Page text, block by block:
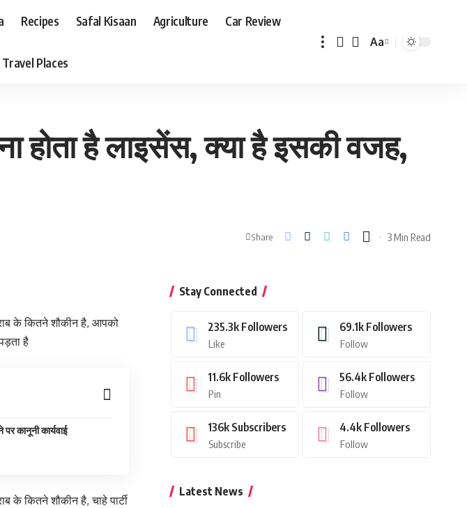
Recipes Safal Kisaan Agriculture Car Review
Travel Places
Font
Aa
होता है लाइसेंस, क्या है इसकी वजह,
Share 3 Min Read
के कितने शौकीन है, आपको
है
कानूनी कार्यवाई
के कितने शौकीन है, चाहे पार्टी
Stay Connected
235.3k Followers
Like
69.1k Followers
Follow
11.6k Followers
Pin
56.4k Followers
Follow
136k Subscribers
Subscribe
4.4k Followers
Follow
Latest News